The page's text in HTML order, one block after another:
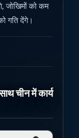
जोखिमों को कम
गति देंगे।
चीन में कार्य